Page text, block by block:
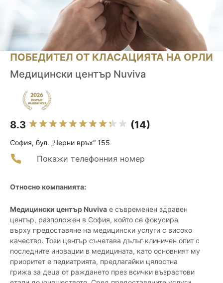
ПОБЕДИТЕЛ ОТ КЛАСАЦИЯТА НА ОРЛИ
Медицински център Nuviva
8.3 (14)
София, бул. „Черни връх“ 155
Покажи телефонния номер
Относно компанията:
Медицински център Nuviva е съвременен здравен
център, разположен в София, който се фокусира
върху предоставяне на медицински услуги с високо
качество. Този център съчетава дълъг клиничен опит с
последните иновации в медицината, като основният му
приоритет е педиатрията, предлагайки цялостна
грижа за деца от раждането през всички възрастови